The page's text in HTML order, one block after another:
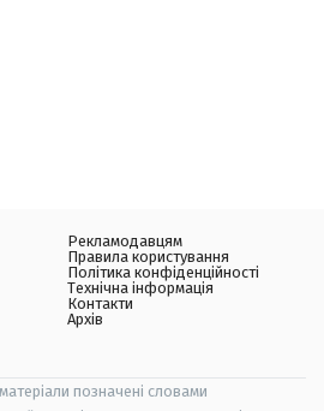
Рекламодавцям
Правила користування
Політика конфіденційності
Технічна інформація
Контакти
Архів
позначені словами